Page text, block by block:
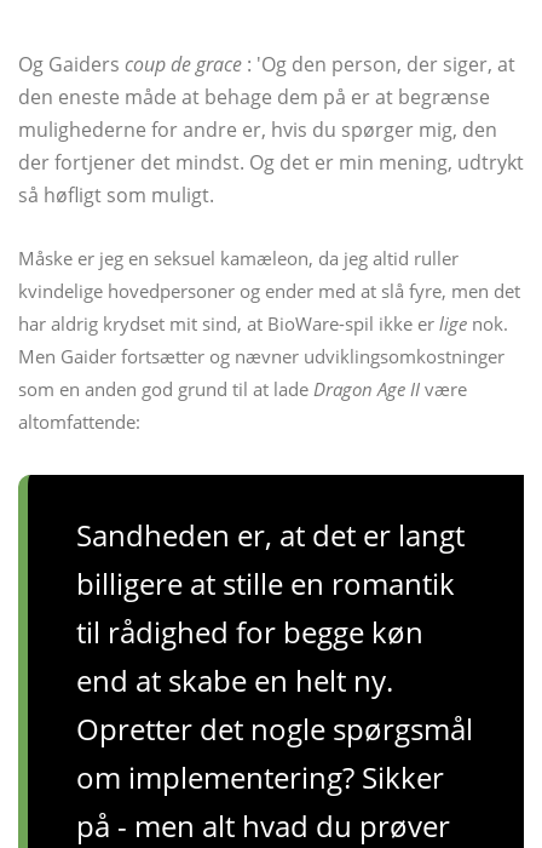
Og Gaiders coup de grace : 'Og den person, der siger, at
den eneste måde at behage dem på er at begrænse
mulighederne for andre er, hvis du spørger mig, den
der fortjener det mindst. Og det er min mening, udtrykt
så høfligt som muligt.
Måske er jeg en seksuel kamæleon, da jeg altid ruller
kvindelige hovedpersoner og ender med at slå fyre, men det
har aldrig krydset mit sind, at BioWare-spil ikke er lige nok.
Men Gaider fortsætter og nævner udviklingsomkostninger
som en anden god grund til at lade Dragon Age II være
altomfattende:
Sandheden er, at det er langt
billigere at stille en romantik
til rådighed for begge køn
end at skabe en helt ny.
Opretter det nogle spørgsmål
om implementering? Sikker
på - men alt hvad du prøver